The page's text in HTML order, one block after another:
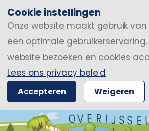
Cookie instellingen
Onze website maakt gebruik
een optimale
website bezoeken en cookies
Lees ons privacy beleid
Accepteren Weigeren